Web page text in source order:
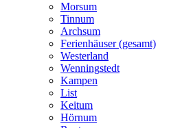
Morsum
Tinnum
Archsum
Ferienhäuser (gesamt)
Westerland
Wenningstedt
Kampen
List
Keitum
Hörnum